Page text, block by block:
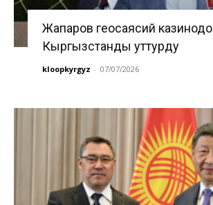
Жапаров геосаясий казинодо
Кыргызстанды уттурду
kloopkyrgyz - 07/07/2026